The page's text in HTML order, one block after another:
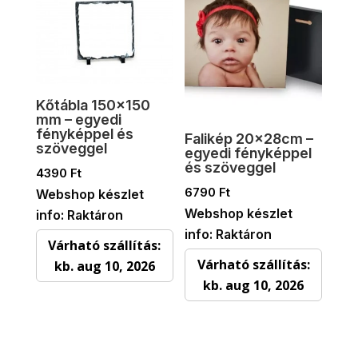
Kőtábla 150×150
mm – egyedi
fényképpel és
szöveggel
4390 Ft
Webshop készlet
info: Raktáron
Várható szállítás:
kb. aug 10, 2026
Falikép 20x28cm –
egyedi fényképpel
és szöveggel
6790 Ft
Webshop készlet
info: Raktáron
Várható szállítás:
kb. aug 10, 2026